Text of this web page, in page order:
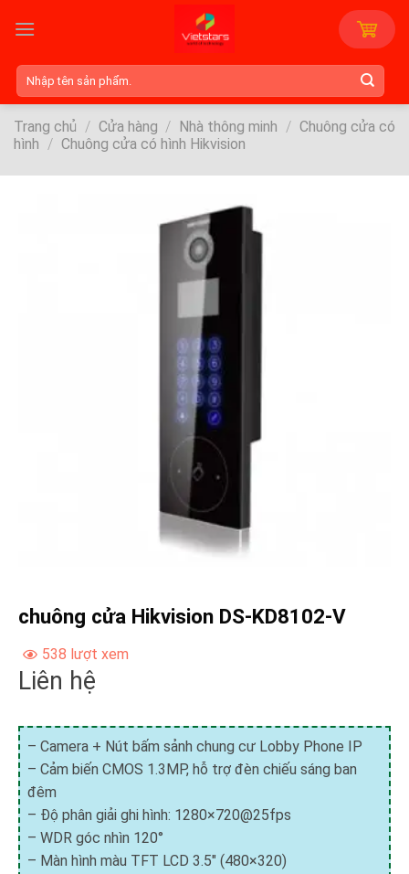
Tìm
kiếm:
Trang chủ / Cửa hàng / Nhà thông minh / Chuông cửa có
hình / Chuông cửa có hình Hikvision
chuông cửa Hikvision DS-KD8102-V
538 lượt xem
Liên hệ
– Camera + Nút bấm sảnh chung cư Lobby Phone IP
– Cảm biến CMOS 1.3MP, hỗ trợ đèn chiếu sáng ban
đêm
– Độ phân giải ghi hình: 1280×720@25fps
– WDR góc nhìn 120°
– Màn hình màu TFT LCD 3.5″ (480×320)